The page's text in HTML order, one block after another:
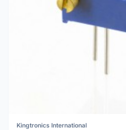
Kingtronics International